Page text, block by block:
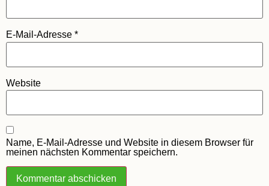
E-Mail-Adresse *
Website
Name, E-Mail-Adresse und Website in diesem Browser für
meinen nächsten Kommentar speichern.